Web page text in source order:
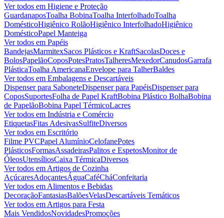
Ver todos em Higiene e Proteção
GuardanaposToalha BobinaToalha InterfolhadoToalha
DomésticoHigiênico RolãoHigiênico InterfolhadoHigiênico
DomésticoPapel Manteiga
Ver todos em Papéis
BandejasMarmitexSacos Plásticos e KraftSacolasDoces e
BolosPapelãoCoposPotesPratosTalheresMexedorCanudosGarrafa
PlásticaToalha AmericanaEnvelope para TalherBaldes
Ver todos em Embalagens e Descartáveis
Dispenser para SaboneteDispenser para PapéisDispenser para
CoposSuportesFolha de Papel KraftBobina Plástico BolhaBobina
de PapelãoBobina Papel TérmicoLacres
Ver todos em Indústria e Comércio
EtiquetasFitas AdesivasSulfiteDiversos
Ver todos em Escritório
Filme PVCPapel AlumínioCelofanePotes
PlásticosFormasAssadeirasPalitos e EspetosMonitor de
ÓleosUtensíliosCaixa TérmicaDiversos
Ver todos em Artigos de Cozinha
AçúcaresAdoçantesÁguaCaféCháConfeitaria
Ver todos em Alimentos e Bebidas
DecoraçãoFantasiasBalõesVelasDescartáveis Temáticos
Ver todos em Artigos para Festa
Mais VendidosNovidadesPromoções